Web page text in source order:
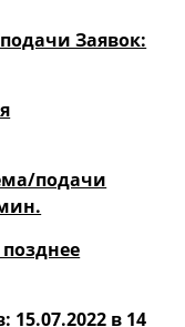
Заявок:
подачи
в 14